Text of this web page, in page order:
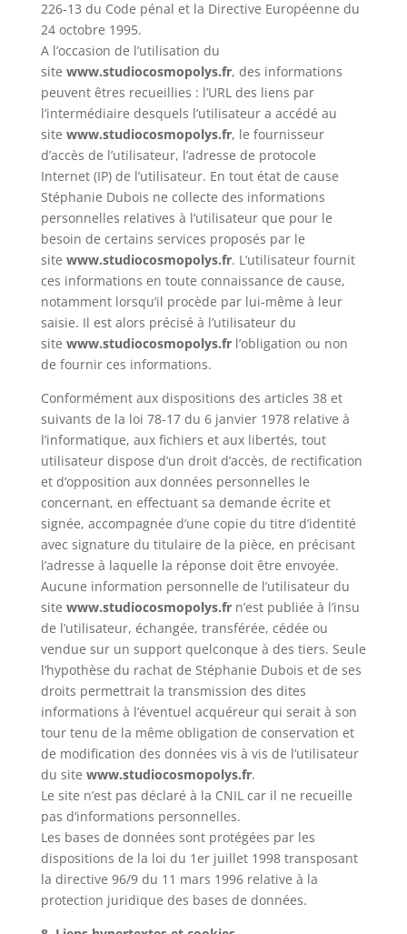
226-13 du Code pénal et la Directive Européenne du
24 octobre 1995.
A l’occasion de l’utilisation du
site www.studiocosmopolys.fr, des informations
peuvent êtres recueillies : l’URL des liens par
l’intermédiaire desquels l’utilisateur a accédé au
site www.studiocosmopolys.fr, le fournisseur
d’accès de l’utilisateur, l’adresse de protocole
Internet (IP) de l’utilisateur. En tout état de cause
Stéphanie Dubois ne collecte des informations
personnelles relatives à l’utilisateur que pour le
besoin de certains services proposés par le
site www.studiocosmopolys.fr. L’utilisateur fournit
ces informations en toute connaissance de cause,
notamment lorsqu’il procède par lui-même à leur
saisie. Il est alors précisé à l’utilisateur du
site www.studiocosmopolys.fr l’obligation ou non
de fournir ces informations.
Conformément aux dispositions des articles 38 et
suivants de la loi 78-17 du 6 janvier 1978 relative à
l’informatique, aux fichiers et aux libertés, tout
utilisateur dispose d’un droit d’accès, de rectification
et d’opposition aux données personnelles le
concernant, en effectuant sa demande écrite et
signée, accompagnée d’une copie du titre d’identité
avec signature du titulaire de la pièce, en précisant
l’adresse à laquelle la réponse doit être envoyée.
Aucune information personnelle de l’utilisateur du
site www.studiocosmopolys.frn’est publiée à l’insu
de l’utilisateur, échangée, transférée, cédée ou
vendue sur un support quelconque à des tiers. Seule
l’hypothèse du rachat de Stéphanie Dubois et de ses
droits permettrait la transmission des dites
informations à l’éventuel acquéreur qui serait à son
tour tenu de la même obligation de conservation et
de modification des données vis à vis de l’utilisateur
du site www.studiocosmopolys.fr.
Le site n’est pas déclaré à la CNIL car il ne recueille
pas d’informations personnelles.
Les bases de données sont protégées par les
dispositions de la loi du 1er juillet 1998 transposant
la directive 96/9 du 11 mars 1996 relative à la
protection juridique des bases de données.